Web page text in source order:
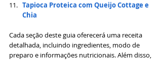
Tapioca Proteica com Queijo Cottage e
Chia
Cada seção deste guia oferecerá uma receita
detalhada, incluindo ingredientes, modo de
preparo e informações nutricionais. Além disso,